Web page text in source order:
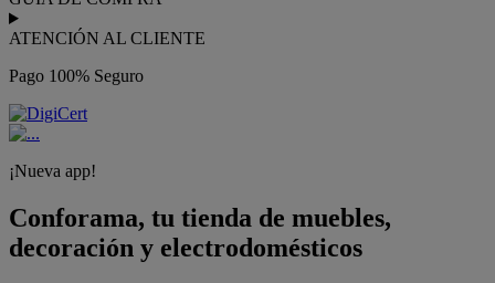
ATENCIÓN AL CLIENTE
Pago 100% Seguro
¡Nueva app!
Conforama, tu tienda de muebles,
decoración y electrodomésticos